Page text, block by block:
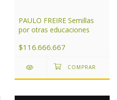
PAULO FREIRE Semillas
por otras educaciones
$116.666.667